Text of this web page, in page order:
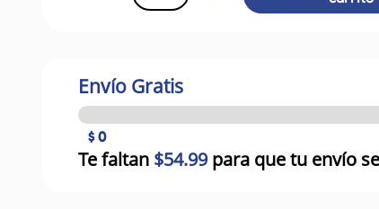
Envío Gratis
$ 0
Te faltan $54.99para que tu envío